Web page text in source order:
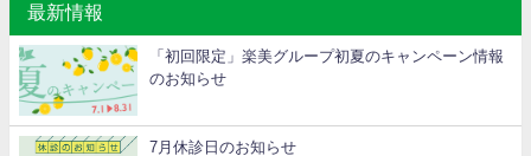
最新情報
「初回限定」楽美グループ初夏のキャンペーン情報
のお知らせ
7月休診日のお知らせ